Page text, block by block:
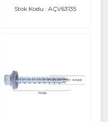
Stok Kodu : AÇV63135